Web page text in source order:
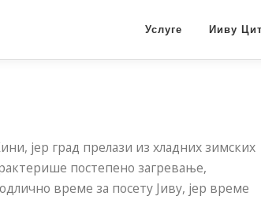
Услуге Ииву
јер град прелази из хладних зимских
постепено загревање,
време за посету Јиву, јер време